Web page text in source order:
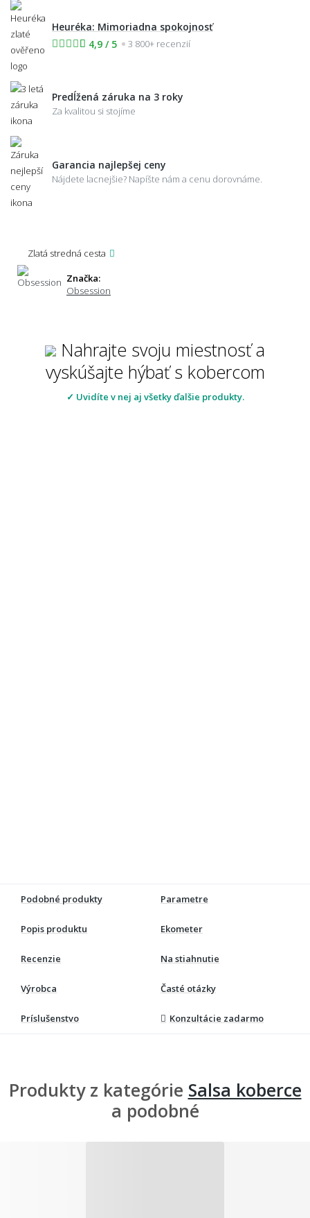
Heuréka: Mimoriadna spokojnosť
4,9 / 5
3 800+ recenzií
Predĺžená záruka na 3 roky
Za kvalitou si stojíme
Garancia najlepšej ceny
Nájdete lacnejšie? Napíšte nám a cenu dorovnáme.
Zlatá stredná cesta
Značka:
Obsession
Nahrajte svoju miestnosť a
vyskúšajte hýbať s kobercom
✓ Uvidíte v nej aj všetky ďalšie produkty.
Podobné produkty Parametre
Popis produktu Ekometer
Recenzie Na stiahnutie
Výrobca Časté otázky
Príslušenstvo Konzultácie zadarmo
Produkty z kategórie Salsa koberce
a podobné